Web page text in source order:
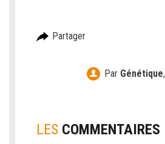
Partager
Par Génétique,
LES COMMENTAIRES